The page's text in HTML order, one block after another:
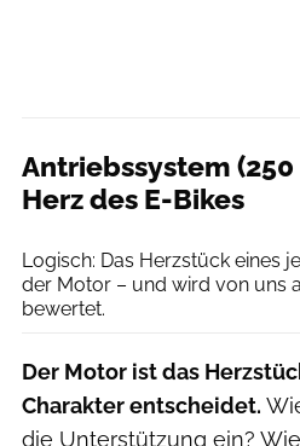
Antriebssystem (250
Herz des E-Bikes
Logisch: Das Herzstück eines
der Motor – und wird von uns
bewertet.
Der Motor ist das
Charakter entscheidet.
die Unterstützung ein?